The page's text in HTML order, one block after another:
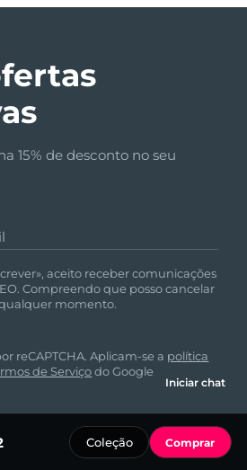
15% de desconto no seu
aceito receber comunicações
Compreendo que posso cancelar
momento.
reCAPTCHA. Aplicam-se a política
de Serviçodo Google.
Iniciar chat
Coleção Comprar